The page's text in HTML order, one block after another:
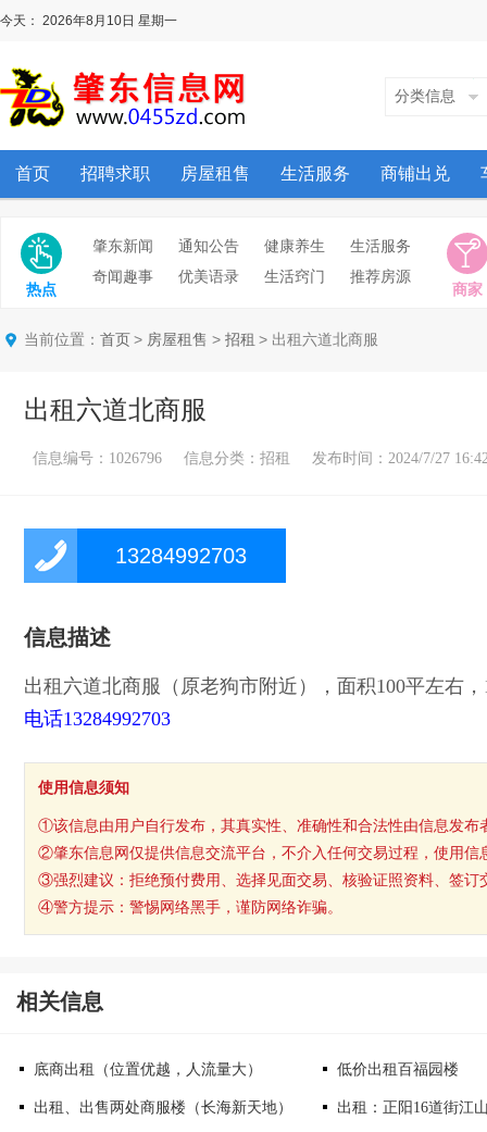
今天： 2026年8月10日 星期一
分类信息
首页 招聘求职 房屋租售 生活服务 商铺出兑
肇东新闻 通知公告 健康养生
生活服务
奇闻趣事
优美语录 生活窍门 推荐房源
热点 商家
当前位置： 首页 > 房屋租售 > 招租 > 出租六道北商服
出租六道北商服
信息编号：1026796 信息分类：招租 发布时间：2024/7/27
13284992703
信息描述
出租六道北商服（原老狗市附近），面积100平左右，
电话13284992703
使用信息须知
①该信息由用户自行发布，其真实性、准确性和合法性由信息发布
②肇东信息网仅提供信息交流平台，不介入任何交易过程，使用信
③强烈建议：拒绝预付费用、选择见面交易、核验证照资料、签订
④警方提示：警惕网络黑手，谨防网络诈骗。
相关信息
底商出租（位置优越，人流量大） 低价出租百福园楼
出租、出售两处商服楼（长海新天地） 出租：正阳16道街江